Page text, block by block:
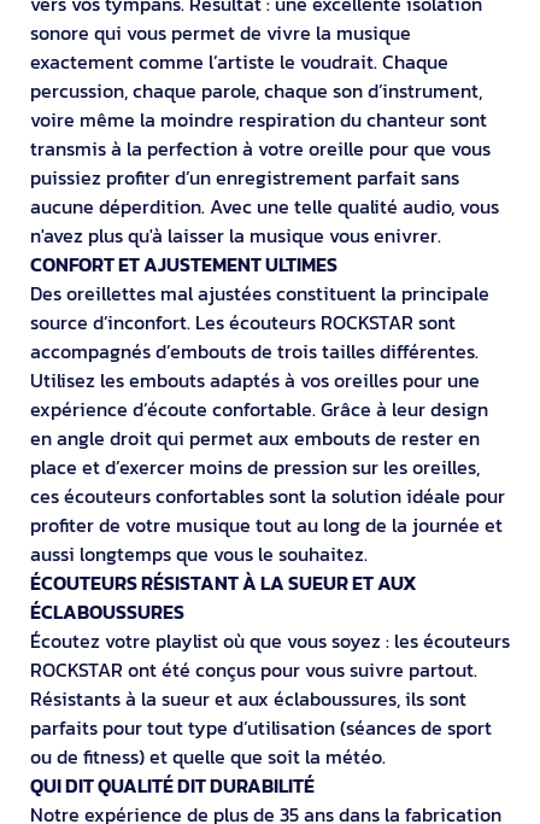
sonore qui vous permet de vivre la musique
exactement comme l’artiste le voudrait. Chaque
percussion, chaque parole, chaque son d’instrument,
voire même la moindre respiration du chanteur sont
transmis à la perfection à votre oreille pour que vous
puissiez profiter d’un enregistrement parfait sans
aucune déperdition. Avec une telle qualité audio, vous
n'avez plus qu'à laisser la musique vous enivrer.
CONFORT ET AJUSTEMENT ULTIMES
Des oreillettes mal ajustées constituent la principale
source d’inconfort. Les écouteurs ROCKSTAR sont
accompagnés d’embouts de trois tailles différentes.
Utilisez les embouts adaptés à vos oreilles pour une
expérience d’écoute confortable. Grâce à leur design
en angle droit qui permet aux embouts de rester en
place et d’exercer moins de pression sur les oreilles,
ces écouteurs confortables sont la solution idéale pour
profiter de votre musique tout au long de la journée et
aussi longtemps que vous le souhaitez.
ÉCOUTEURS RÉSISTANT À LA SUEUR ET AUX
ÉCLABOUSSURES
Écoutez votre playlist où que vous soyez : les écouteurs
ROCKSTAR ont été conçus pour vous suivre partout.
Résistants à la sueur et aux éclaboussures, ils sont
parfaits pour tout type d’utilisation (séances de sport
ou de fitness) et quelle que soit la météo.
QUI DIT QUALITÉ DIT DURABILITÉ
Notre expérience de plus de 35 ans dans la fabrication